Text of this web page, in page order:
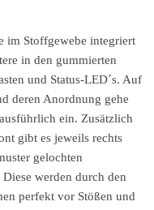
im Stoffgewebe integriert
in den gummierten
und Status-LED´s. Auf
deren Anordnung gehe
ein. Zusätzlich
gibt es jeweils rechts
gelochten
werden durch den
perfekt vor Stößen und